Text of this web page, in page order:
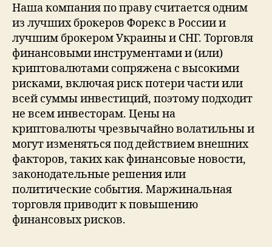
Наша компания по праву считается одним
из лучших брокеров Форекс в России и
лучшим брокером Украины и СНГ. Торговля
финансовыми инструментами и (или)
криптовалютами сопряжена с высокими
рисками, включая риск потери части или
всей суммы инвестиций, поэтому подходит
не всем инвесторам. Цены на
криптовалюты чрезвычайно волатильны и
могут изменяться под действием внешних
факторов, таких как финансовые новости,
законодательные решения или
политические события. Маржинальная
торговля приводит к повышению
финансовых рисков.